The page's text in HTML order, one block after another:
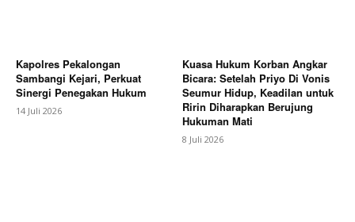
Kapolres Pekalongan
Sambangi Kejari, Perkuat
Sinergi Penegakan Hukum
14 Juli 2026
Kuasa Hukum Korban Angkar
Bicara: Setelah Priyo Di Vonis
Seumur Hidup, Keadilan untuk
Ririn Diharapkan Berujung
Hukuman Mati
8 Juli 2026